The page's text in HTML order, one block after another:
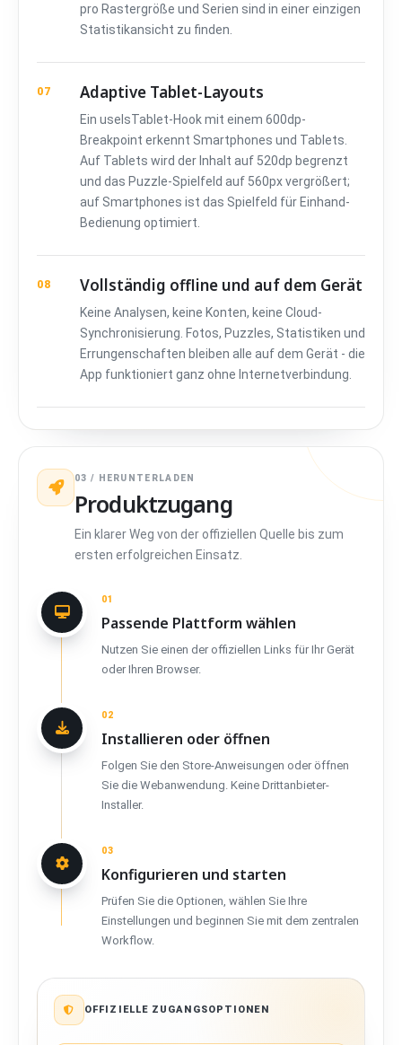
pro Rastergröße und Serien sind in einer einzigen
Statistikansicht zu finden.
07 Adaptive Tablet-Layouts
Ein useIsTablet-Hook mit einem 600dp-
Breakpoint erkennt Smartphones und Tablets.
Auf Tablets wird der Inhalt auf 520dp begrenzt
und das Puzzle-Spielfeld auf 560px vergrößert;
auf Smartphones ist das Spielfeld für Einhand-
Bedienung optimiert.
08 Vollständig offline und auf dem Gerät
Keine Analysen, keine Konten, keine Cloud-
Synchronisierung. Fotos, Puzzles, Statistiken und
Errungenschaften bleiben alle auf dem Gerät - die
App funktioniert ganz ohne Internetverbindung.
03 / HERUNTERLADEN
Produktzugang
Ein klarer Weg von der offiziellen Quelle bis zum
ersten erfolgreichen Einsatz.
01
Passende Plattform wählen
Nutzen Sie einen der offiziellen Links für Ihr Gerät
oder Ihren Browser.
02
Installieren oder öffnen
Folgen Sie den Store-Anweisungen oder öffnen
Sie die Webanwendung. Keine Drittanbieter-
Installer.
03
Konfigurieren und starten
Prüfen Sie die Optionen, wählen Sie Ihre
Einstellungen und beginnen Sie mit dem zentralen
Workflow.
OFFIZIELLE ZUGANGSOPTIONEN